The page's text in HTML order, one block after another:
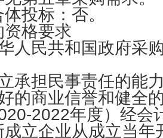
投标：否。
格要求
人民共和国政府采
承担民事责任的能
的商业信誉和健全
2022年度）经会
成立企业从成立当年